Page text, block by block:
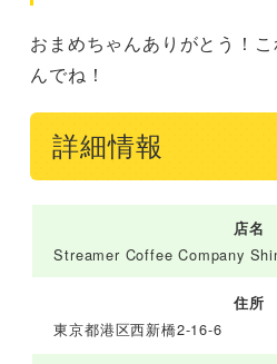
おまめちゃんありがとう！
んでね！
詳細情報
店名
Streamer Coffee Company
住所
東京都港区西新橋2-16-6